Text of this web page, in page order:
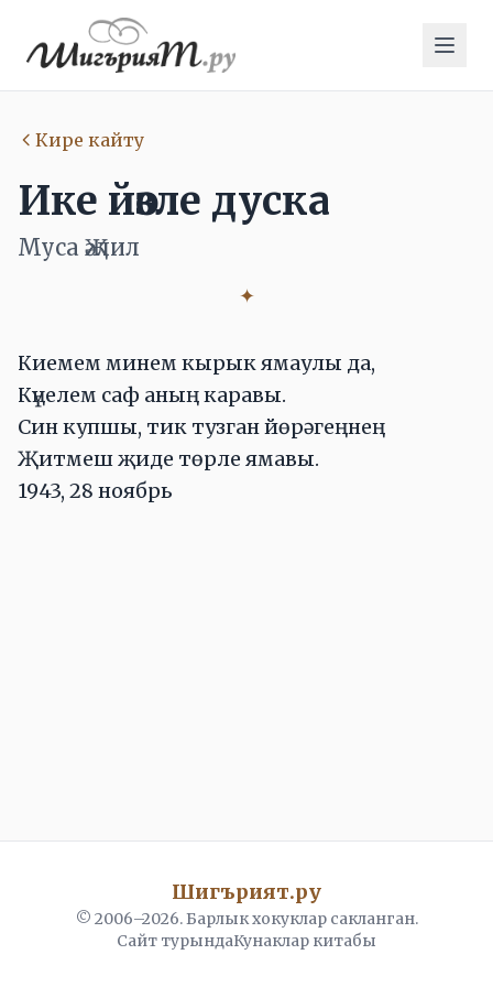
Кире кайту
Ике йөзле дуска
Муса Җәлил
✦
Киемем минем кырык ямаулы да,
Күңелем саф аның каравы.
Син купшы, тик тузган йөрәгеңнең
Җитмеш җиде төрле ямавы.
1943, 28 ноябрь
Шигърият.ру
© 2006–2026. Барлык хокуклар сакланган.
Сайт турындаКунаклар китабы